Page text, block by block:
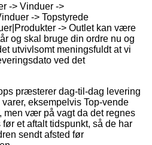
-> Vinduer ->
-> Topstyrede
-> Outlet kan være
og skal bruge din ordre nu og
utvivlsomt meningsfuldt at vi
ved det
præsterer dag-til-dag levering
eksempelvis Top-vende
men vær på vagt da det regnes
et aftalt tidspunkt, så de har
sendt afsted før